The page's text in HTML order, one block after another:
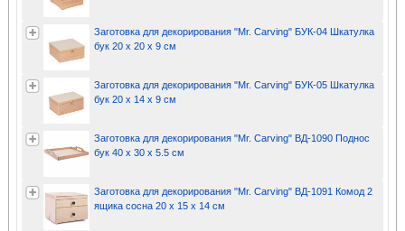
Заготовка для декорирования "Mr. Carving" БУК-04 Шкатулка
бук 20 х 20 х 9 см
Заготовка для декорирования "Mr. Carving" БУК-05 Шкатулка
бук 20 х 14 х 9 см
Заготовка для декорирования "Mr. Carving" ВД-1090 Поднос
бук 40 х 30 х 5.5 см
Заготовка для декорирования "Mr. Carving" ВД-1091 Комод 2
ящика сосна 20 х 15 х 14 см